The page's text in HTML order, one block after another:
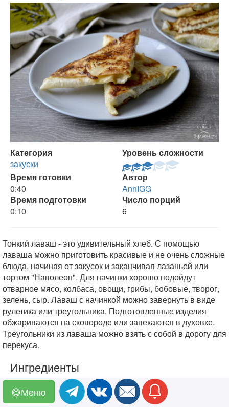
Категория
закуски
Уровень сложности
Время готовки
0:40
Автор
AnnIGG
Время подготовки
0:10
Число порций
6
Тонкий лаваш - это удивительный хлеб. С помощью
лаваша можно приготовить красивые и не очень сложные
блюда, начиная от закусок и заканчивая лазаньей или
тортом "Наполеон". Для начинки хорошо подойдут
отварное мясо, колбаса, овощи, грибы, бобовые, творог,
зелень, сыр. Лаваш с начинкой можно завернуть в виде
рулетика или треугольника. Подготовленные изделия
обжариваются на сковороде или запекаются в духовке.
Треугольники из лаваша можно взять с собой в дорогу для
перекуса.
Ингредиенты
-лаваш
1 шт.
😋Меню